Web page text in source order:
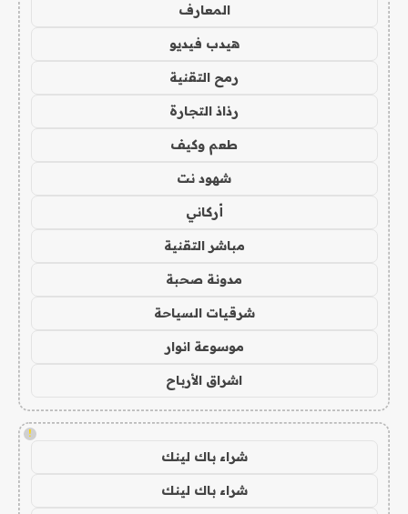
المعارف
هيدب فيديو
رمح التقنية
رذاذ التجارة
طعم وكيف
شهود نت
أركاني
مباشر التقنية
مدونة صحبة
شرقيات السياحة
موسوعة انوار
اشراق الأرباح
!
شراء باك لينك
شراء باك لينك